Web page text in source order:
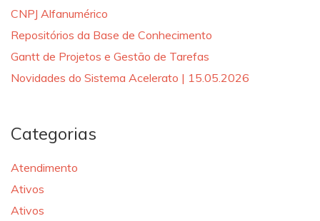
CNPJ Alfanumérico
Repositórios da Base de Conhecimento
Gantt de Projetos e Gestão de Tarefas
Novidades do Sistema Acelerato | 15.05.2026
Categorias
Atendimento
Ativos
Ativos